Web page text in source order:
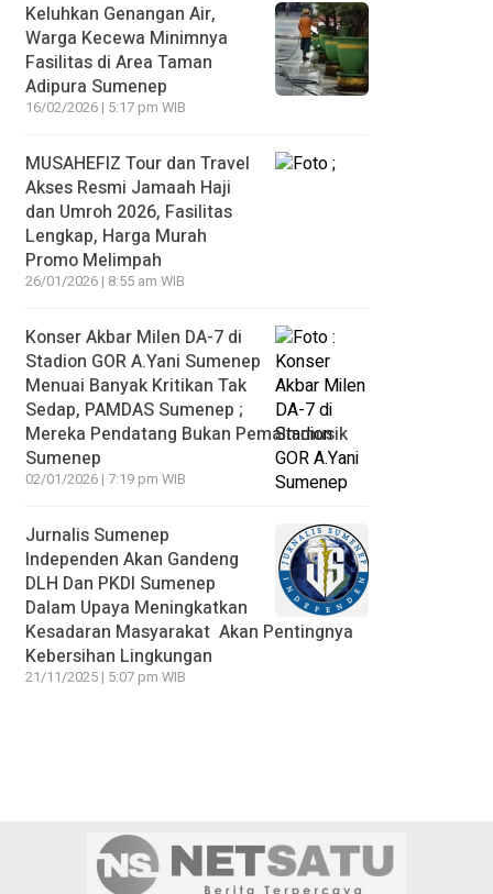
Keluhkan Genangan Air,
Warga Kecewa Minimnya
Fasilitas di Area Taman
Adipura Sumenep
16/02/2026 | 5:17 pm WIB
MUSAHEFIZ Tour dan Travel
Akses Resmi Jamaah Haji
dan Umroh 2026, Fasilitas
Lengkap, Harga Murah
Promo Melimpah
26/01/2026 | 8:55 am WIB
Konser Akbar Milen DA-7 di
Stadion GOR A.Yani Sumenep
Menuai Banyak Kritikan Tak
Sedap, PAMDAS Sumenep ;
Mereka Pendatang Bukan Pemain musik
Sumenep
02/01/2026 | 7:19 pm WIB
Jurnalis Sumenep
Independen Akan Gandeng
DLH Dan PKDI Sumenep
Dalam Upaya Meningkatkan
Kesadaran Masyarakat Akan Pentingnya
Kebersihan Lingkungan
21/11/2025 | 5:07 pm WIB